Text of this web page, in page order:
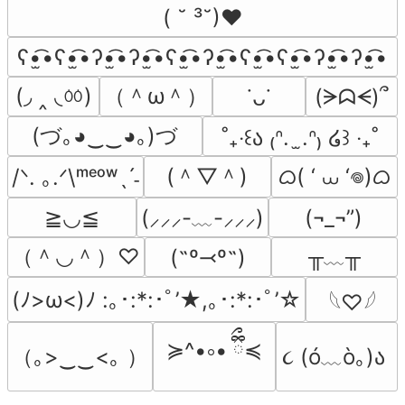
( ˘ ³˘)♥
ʕ•̫͡•ʕ•̫͡•ʔ•̫͡•ʔ•̫͡•ʕ•̫͡•ʔ•̫͡•ʕ•̫͡•ʕ•̫͡•ʔ•̫͡•ʔ•̫͡•
(◞ ‸ ◟ㆀ)
（＾ω＾） ˙ᴗ˙
(ᗒᗣᗕ)՞
(づ｡◕‿‿◕｡)づ
˚₊‧꒰ა ₍ᐢ.  ̫.ᐢ₎ ໒꒱ ‧₊˚
/ᐠ. ｡.ᐟ\ᵐᵉᵒʷˎˊ˗
(＾▽＾)
ᜊ( ‘ ⩊ ‘𖦹)ᜊ
≧◡≦
(⸝⸝⸝-﹏-⸝⸝⸝)
(¬_¬”)
（＾◡＾）♡
(˶º⤙º˶)
╥﹏╥
(ﾉ>ω<)ﾉ :｡･:*:･ﾟ’★,｡･:*:･ﾟ’☆
𓆩♡𓆪
（｡>‿‿<｡ ） ≽^•༚• ྀིྀ≼ ૮ (ó﹏ò｡)ა